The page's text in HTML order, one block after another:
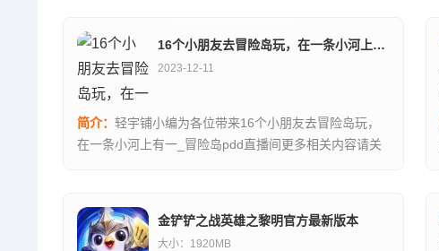
16个小朋友去冒险岛玩，在一条小河上有一_冒险岛pdd直播间
2023-12-11
简介： 轻宇铺小编为各位带来16个小朋友去冒险岛玩，
在一条小河上有一_冒险岛pdd直播间更多相关内容请关
金铲铲之战英雄之黎明官方最新版本
大小：1920MB